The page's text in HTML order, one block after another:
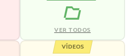
VER TODOS
VÍDEOS